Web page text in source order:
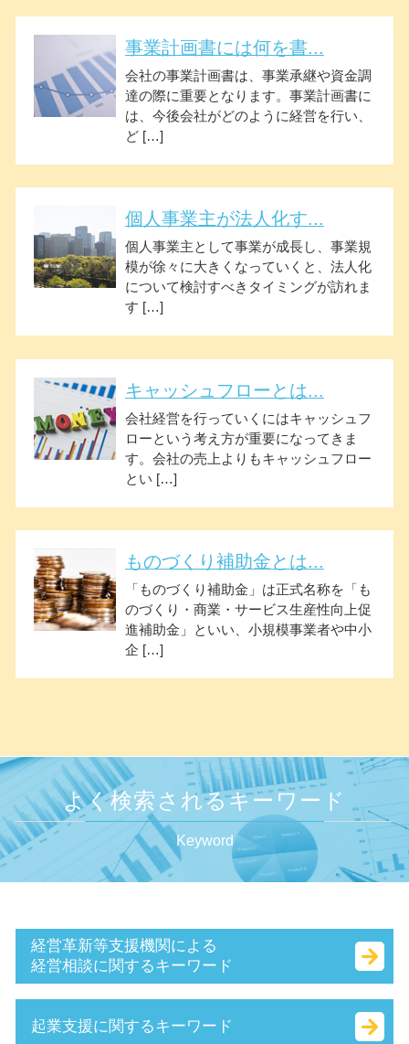
事業計画書には何を書...
会社の事業計画書は、事業承継や資金調
達の際に重要となります。事業計画書に
は、今後会社がどのように経営を行い、
ど […]
個人事業主が法人化す...
個人事業主として事業が成長し、事業規
模が徐々に大きくなっていくと、法人化
について検討すべきタイミングが訪れま
す […]
キャッシュフローとは...
会社経営を行っていくにはキャッシュフ
ローという考え方が重要になってきま
す。会社の売上よりもキャッシュフロー
とい […]
ものづくり補助金とは...
「ものづくり補助金」は正式名称を「も
のづくり・商業・サービス生産性向上促
進補助金」といい、小規模事業者や中小
企 […]
よく検索されるキーワード
Keyword
経営革新等支援機関による
経営相談に関するキーワード
中小企業経営力強化資金 とは
起業支援に関するキーワード